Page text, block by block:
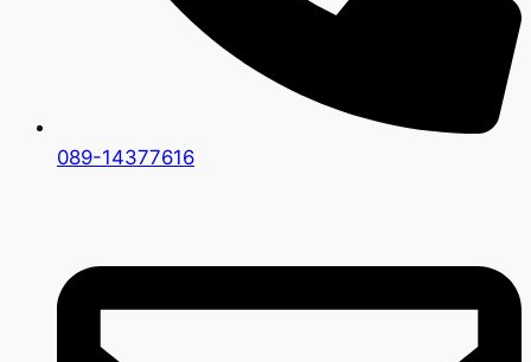
089-14377616